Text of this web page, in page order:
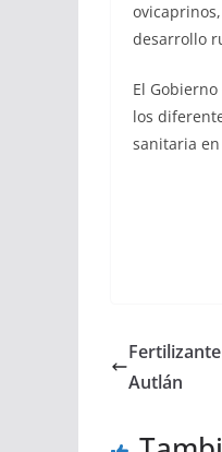
desarrollo
El
los
sanitaria
Autlán